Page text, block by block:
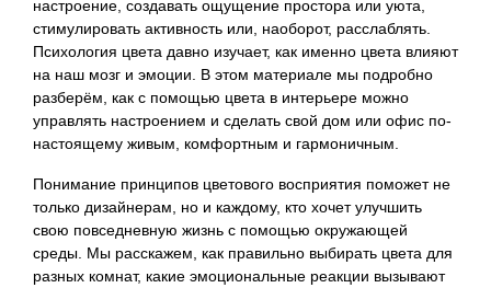
настроение, создавать ощущение простора или уюта,
стимулировать активность или, наоборот, расслаблять.
Психология цвета давно изучает, как именно цвета влияют
на наш мозг и эмоции. В этом материале мы подробно
разберём, как с помощью цвета в интерьере можно
управлять настроением и сделать свой дом или офис по-
настоящему живым, комфортным и гармоничным.
Понимание принципов цветового восприятия поможет не
только дизайнерам, но и каждому, кто хочет улучшить
свою повседневную жизнь с помощью окружающей
среды. Мы расскажем, как правильно выбирать цвета для
разных комнат, какие эмоциональные реакции вызывают